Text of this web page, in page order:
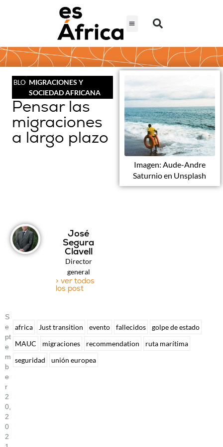
BLOGMIGRACIONES Y
SOCIEDAD AFRICANA
Pensar las
migraciones
a largo plazo
Imagen: Aude-Andre
Saturnio en Unsplash
José
Segura
Clavell
Director
general
> ver todos
los post
S
E
Pt
E
M
B
E
R
2
0,
2
0
2
africa Just transition evento fallecidos
golpe de estado
MAUC
migraciones recommendation
ruta marítima
seguridad
unión europea